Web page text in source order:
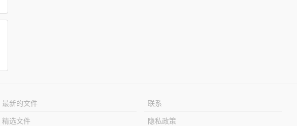
最新的文件
精选文件
联系
隐私政策